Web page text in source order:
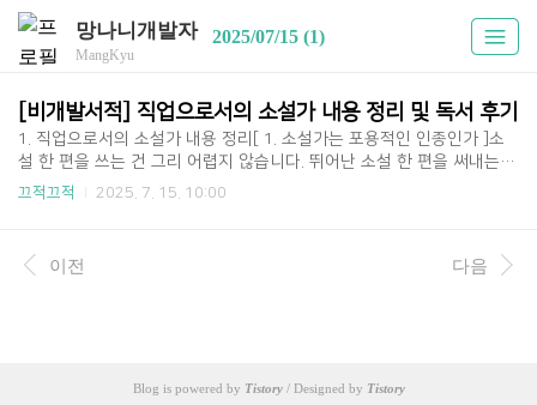
망나니개발자
MangKyu
2025/07/15 (1)
[비개발서적] 직업으로서의 소설가 내용 정리 및 독서 후기
1. 직업으로서의 소설가 내용 정리[ 1. 소설가는 포용적인 인종인가 ]소
설 한 편을 쓰는 건 그리 어렵지 않습니다. 뛰어난 소설 한 편을 써내는
것도 사람에 따라서는 그리 어렵지 않습니다. 간단한 일이라고까지는 하
게 하려면 앞서 말씀드린 것처럼 특별한 자격 같은 것이 필요하기 때문입
니다. 그건 아마도 ‘재능’과는 좀 다른 것이겠지요.자, 그런 자격이 있는지
끄적끄적 2025. 7. 15. 10:00
이전 다음
Blog is powered by Tistory/ Designed by Tistory